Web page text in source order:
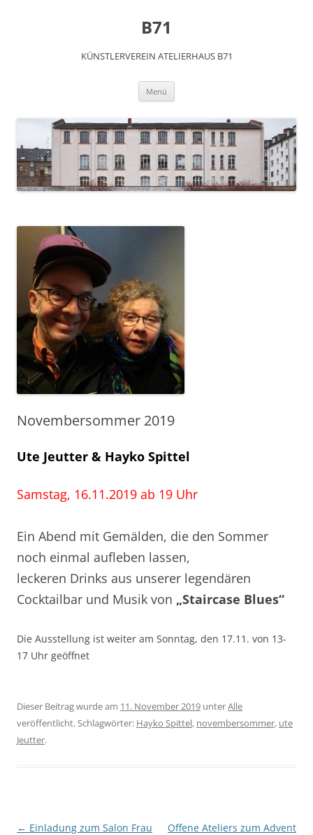
B71
KÜNSTLERVEREIN ATELIERHAUS B71
Menü
Novembersommer 2019
Ute Jeutter & Hayko Spittel
Samstag, 16.11.2019 ab 19 Uhr
Ein Abend mit Gemälden, die den Sommer
noch einmal aufleben lassen,
leckeren Drinks aus unserer legendären
Cocktailbar und Musik von „Staircase Blues“
Die Ausstellung ist weiter am Sonntag, den 17.11. von 13-
17 Uhr geöffnet
Dieser Beitrag wurde am 11. November 2019 unterAlle
veröffentlicht. Schlagwörter: Hayko Spittel, novembersommer, ute
Jeutter.
Beitragsnavigation
← Einladung zum Salon Frau
Offene Ateliers zum Advent